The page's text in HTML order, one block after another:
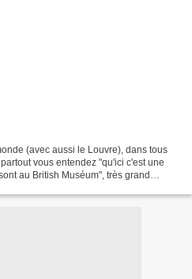
(avec aussi le Louvre), dans tous
vous entendez "qu'ici c'est une
au British Muséum", très grand